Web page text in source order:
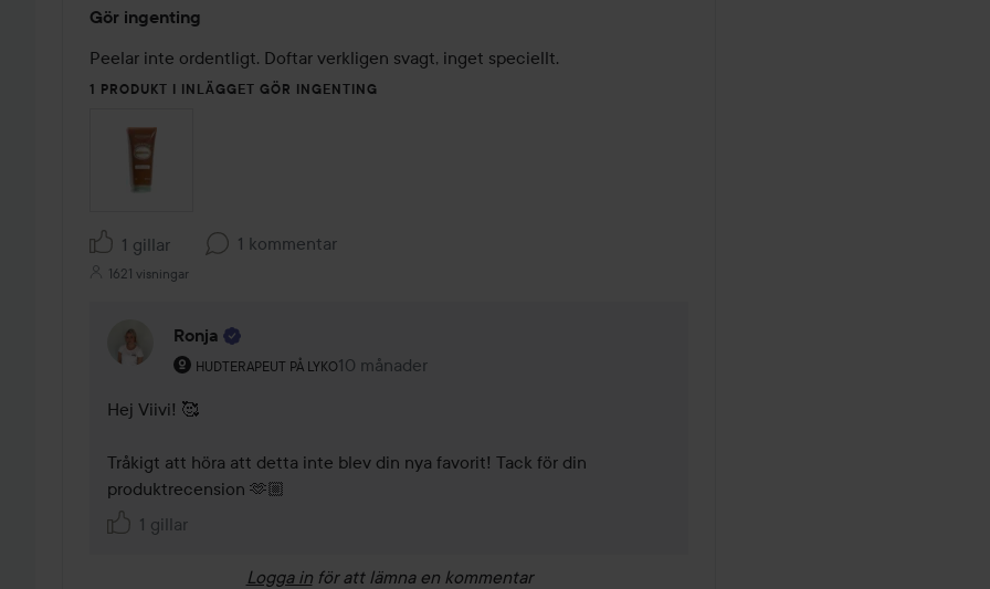
2
av
5
Gör ingenting
Peelar inte ordentligt. Doftar verkligen svagt, inget speciellt.
1 PRODUKT I INLÄGGET GÖR INGENTING
1 gillar 1 kommentar
1621 visningar
Ronja
HUDTERAPEUT PÅ LYKO
Användarens roll: Hudterapeut på Lyko.
10 månader
Kommentaren lades 10 månader
Hej Viivi! 🥰
Tråkigt att höra att detta inte blev din nya favorit! Tack för din
produktrecension 🫶🏼
1 gillar
Logga in för att lämna en kommentar